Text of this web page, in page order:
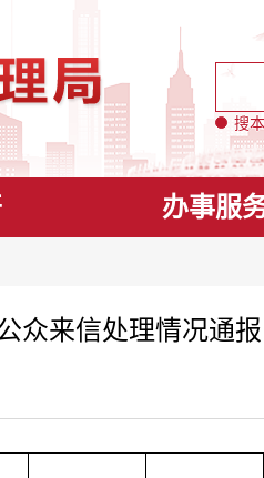
搜
办事服
众来信处理情况通报